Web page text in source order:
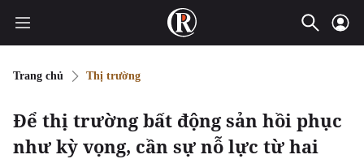
Trang chủ Thị trường
Để thị trường bất động sản hồi phục
như kỳ vọng, cần sự nỗ lực từ hai